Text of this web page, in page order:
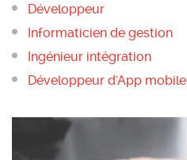
Développeur
Informaticien de gestion
Ingénieur intégration
Développeur d'App mobile